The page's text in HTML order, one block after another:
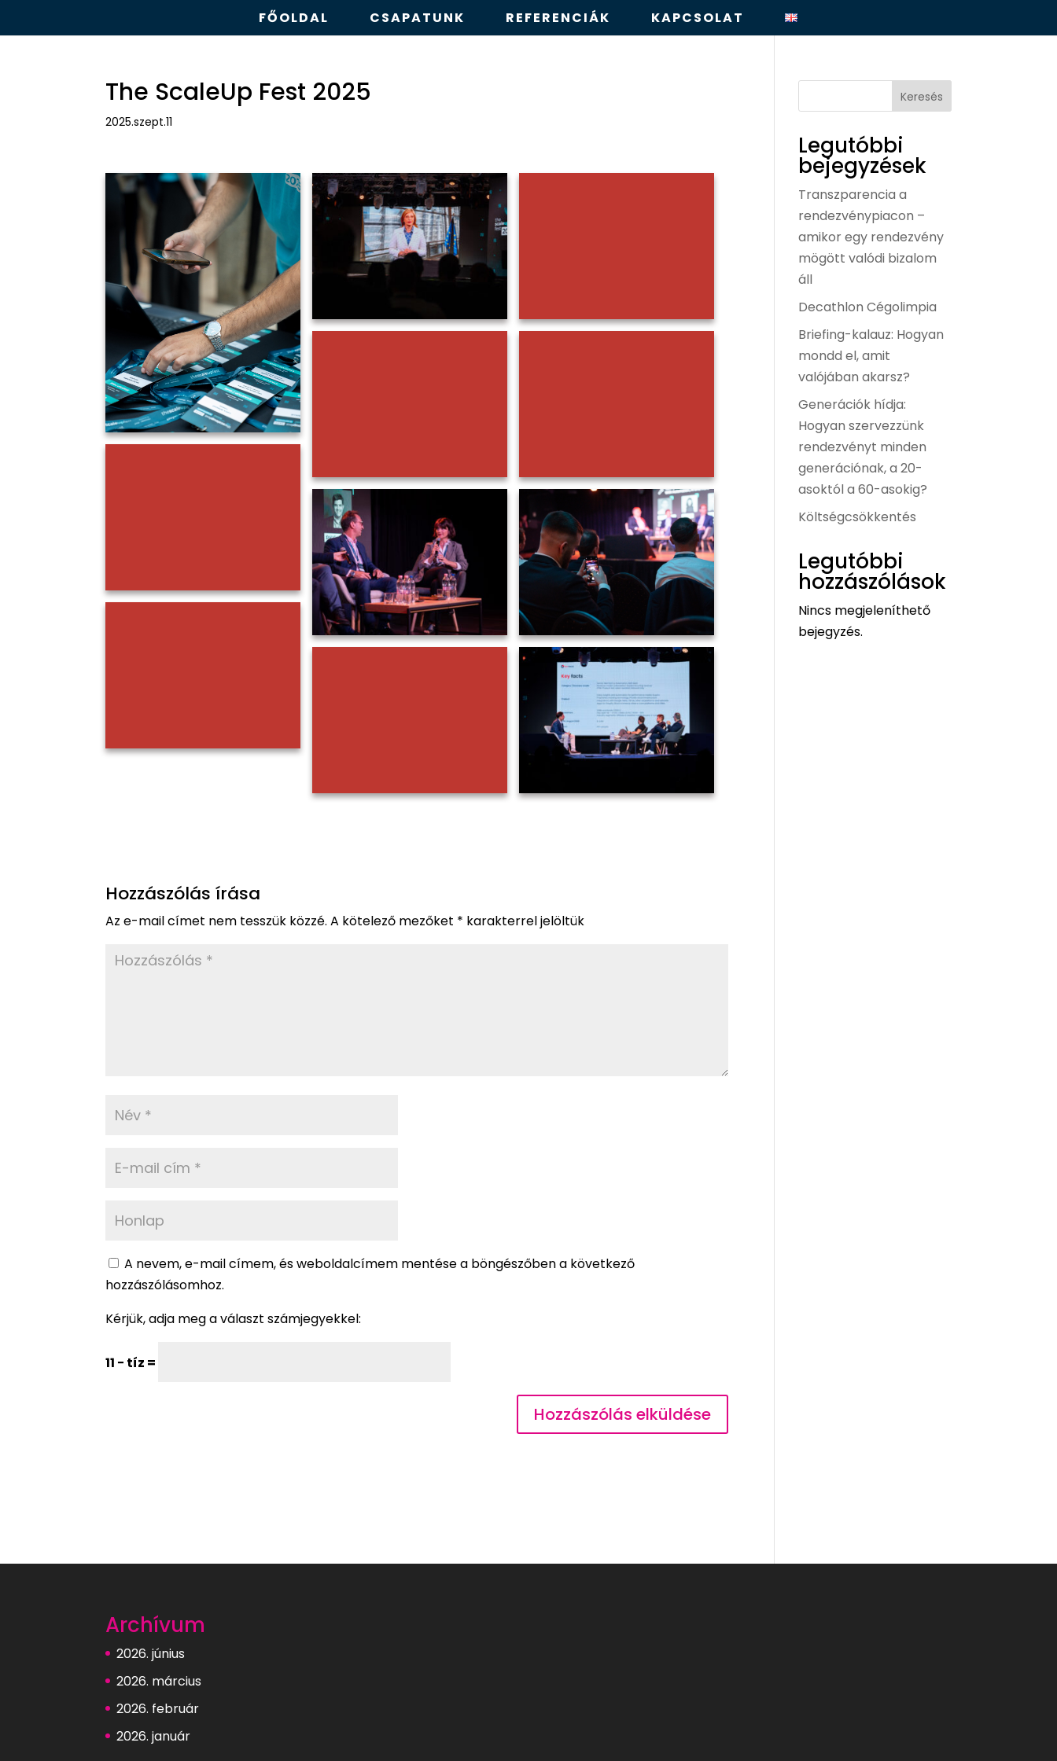
FŐOLDAL CSAPATUNK REFERENCIÁK KAPCSOLAT
The ScaleUp Fest 2025
2025.szept.11
Hozzászólás írása
Az e-mail címet nem tesszük közzé. A kötelező mezőket * karakterrel jelöltük
A nevem, e-mail címem, és weboldalcímem mentése a böngészőben a következő
hozzászólásomhoz.
Kérjük, adja meg a választ számjegyekkel:
11 − tíz =
Keresés
Legutóbbi
bejegyzések
Transzparencia a
rendezvénypiacon –
amikor egy rendezvény
mögött valódi bizalom
áll
Decathlon Cégolimpia
Briefing-kalauz: Hogyan
mondd el, amit
valójában akarsz?
Generációk hídja:
Hogyan szervezzünk
rendezvényt minden
generációnak, a 20-
asoktól a 60-asokig?
Költségcsökkentés
Legutóbbi
hozzászólások
Nincs megjeleníthető
bejegyzés.
Archívum
2026. június
2026. március
2026. február
2026. január